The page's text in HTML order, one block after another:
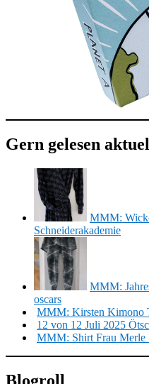
Gern gelesen
MMM:
Schneiderakademie
MMM:
oscars
MMM: Kirsten Kimono
12 von 12 Juli 2025
MMM: Shirt Frau Merle
Blogroll